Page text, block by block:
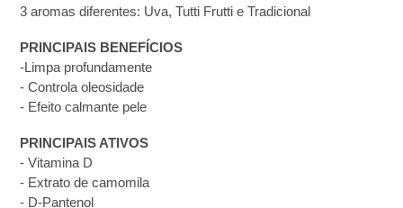
3 aromas diferentes: Uva, Tutti Frutti e Tradicional
PRINCIPAIS BENEFÍCIOS
-Limpa profundamente
- Controla oleosidade
- Efeito calmante pele
PRINCIPAIS ATIVOS
- Vitamina D
- Extrato de camomila
- D-Pantenol